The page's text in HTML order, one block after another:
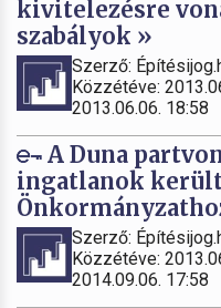
kivitelezésre
szabályok »
Szerző:
Közzétéve:
2013.06.06. 18:58
A Duna
ingatlanok
Szerző:
Közzétéve:
2014.09.06. 17:58